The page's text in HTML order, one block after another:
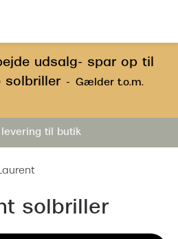
Inclusive™
Se alle
Outlet -
udsalg- spar op til
solbriller - Gælder t.o.m.
levering til butik
solbriller